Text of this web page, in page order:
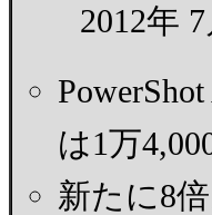
2012年 7
は1万
新たに8